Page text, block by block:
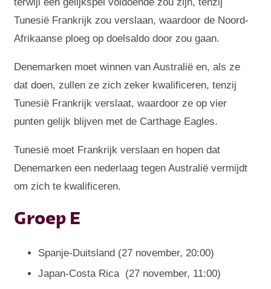
Tunesië Frankrijk zou verslaan, waardoor de Noord-
Afrikaanse ploeg op doelsaldo door zou gaan.
Denemarken moet winnen van Australië en, als ze
dat doen, zullen ze zich zeker kwalificeren, tenzij
Tunesië Frankrijk verslaat, waardoor ze op vier
punten gelijk blijven met de Carthage Eagles.
Tunesië moet Frankrijk verslaan en hopen dat
Denemarken een nederlaag tegen Australië vermijdt
om zich te kwalificeren.
Groep E
Spanje-Duitsland (27 november, 20:00)
Japan-Costa Rica (27 november, 11:00)